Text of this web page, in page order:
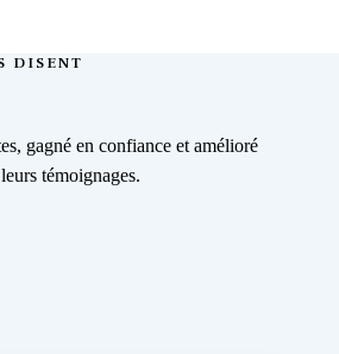
DISENT
gagné en confiance et amélioré
témoignages.